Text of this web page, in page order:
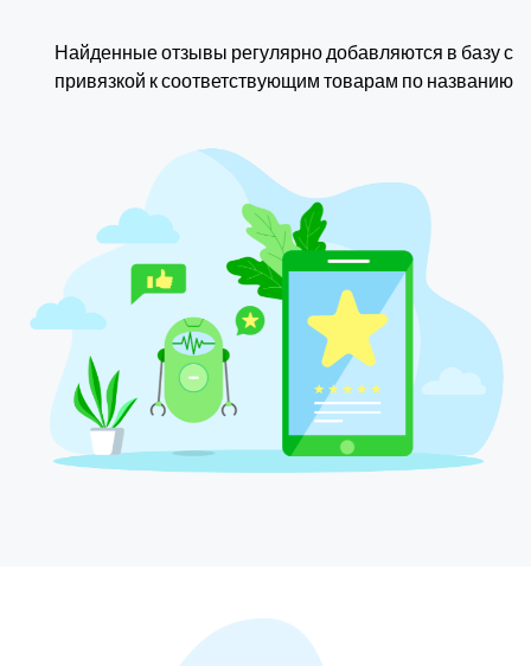
Найденные отзывы регулярно добавляются в базу с
привязкой к соответствующим товарам по названию